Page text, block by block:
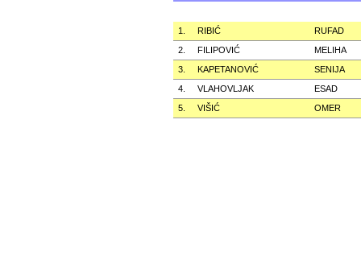
1. RIBIĆ
RUFAD
2.
FILIPOVIĆ
MELIHA
3.
KAPETANOVIĆ
SENIJA
4.
VLAHOVLJAK
ESAD
5.
VIŠIĆ OMER